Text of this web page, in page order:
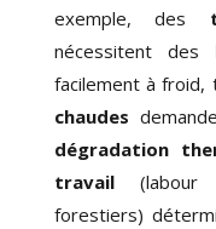
exemple, des
nécessitent des
facilement à froid,
chaudes
dégradation
travail(labour
forestiers)